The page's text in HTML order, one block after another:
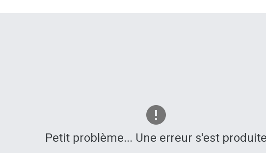
Petit problème... Une erreur s'est produite